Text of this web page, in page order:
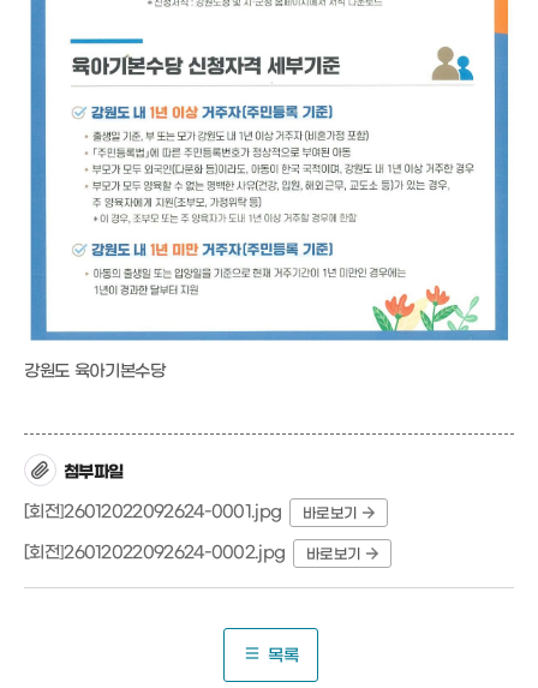
강원도 육아기본수당
첨부파일
[회전]26012022092624-0001.jpg
바로보기
[회전]26012022092624-0002.jpg 바로보기
목록